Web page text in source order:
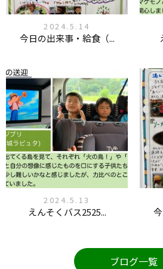
2024.5.14
今日の出来事・給食（...
2024.5.13
えんそくバス2525...
ブログ一覧